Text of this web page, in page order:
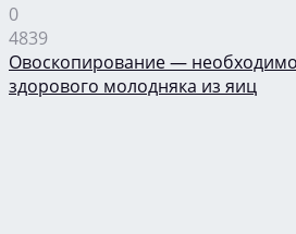
0
4839
Овоскопирование —
здорового молодняка из яиц